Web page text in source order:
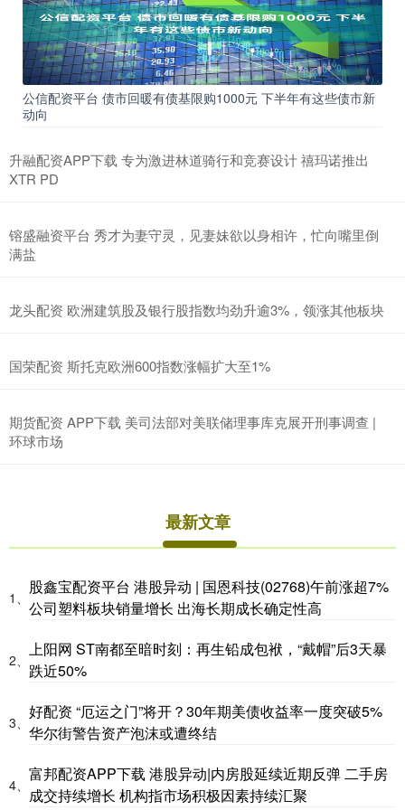
公信配资平台 债市回暖有债基限购1000元 下半年有这些债市新
动向
升融配资APP下载 专为激进林道骑行和竞赛设计 禧玛诺推出
XTR PD
镕盛融资平台 秀才为妻守灵，见妻妹欲以身相许，忙向嘴里倒
满盐
龙头配资 欧洲建筑股及银行股指数均劲升逾3%，领涨其他板块
国荣配资 斯托克欧洲600指数涨幅扩大至1%
期货配资 APP下载 美司法部对美联储理事库克展开刑事调查 |
环球市场
最新文章
1、
股鑫宝配资平台 港股异动 | 国恩科技(02768)午前涨超7%
公司塑料板块销量增长 出海长期成长确定性高
2、
上阳网 ST南都至暗时刻：再生铅成包袱，“戴帽”后3天暴
跌近50%
3、
好配资 “厄运之门”将开？30年期美债收益率一度突破5%
华尔街警告资产泡沫或遭终结
4、
富邦配资APP下载 港股异动|内房股延续近期反弹 二手房
成交持续增长 机构指市场积极因素持续汇聚